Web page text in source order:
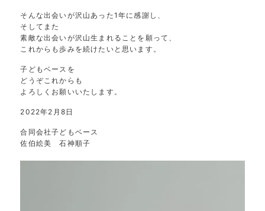
そんな出会いが沢山あった1年に感謝し、
そしてまた
素敵な出会いが沢山生まれることを願って、
これからも歩みを続けたいと思います。
子どもベースを
どうぞこれからも
よろしくお願いいたします。
2022年2月8日
合同会社子どもベース
佐伯絵美 石神順子